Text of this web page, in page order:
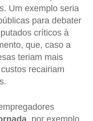
Um exemplo seria
para debater
críticos à
que, caso a
teriam mais
recairiam
, por exemplo,